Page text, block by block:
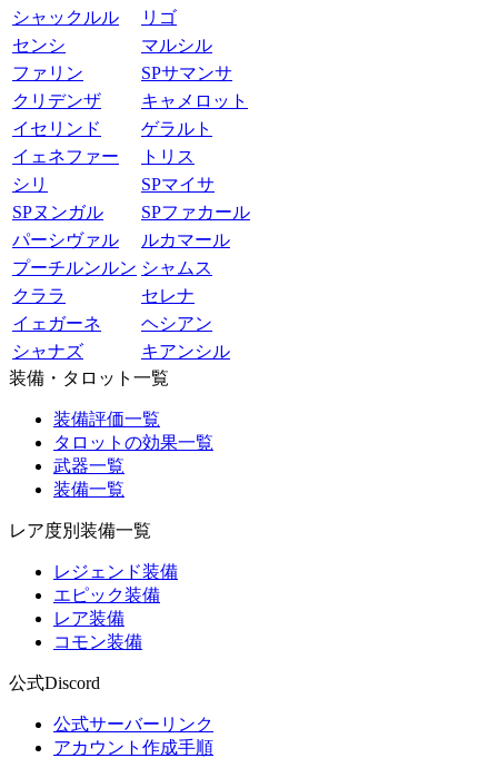
シャックルル
リゴ
センシ
マルシル
ファリン
SPサマンサ
クリデンザ
キャメロット
イセリンド
ゲラルト
イェネファー
トリス
シリ
SPマイサ
SPヌンガル
SPファカール
パーシヴァル
ルカマール
プーチルンルン シャムス
クララ
セレナ
イェガーネ
ヘシアン
シャナズ
キアンシル
装備・タロット一覧
装備評価一覧
タロットの効果一覧
武器一覧
装備一覧
レア度別装備一覧
レジェンド装備
エピック装備
レア装備
コモン装備
公式Discord
公式サーバーリンク
アカウント作成手順